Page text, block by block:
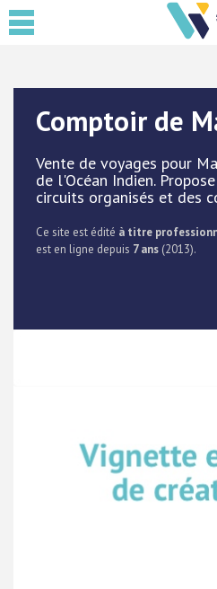
Comptoir de
Vente de voyages pour
de l'Océan Indien.
circuits organisés et des
Ce site est édité à titre
est en ligne depuis 7 ans (2013).